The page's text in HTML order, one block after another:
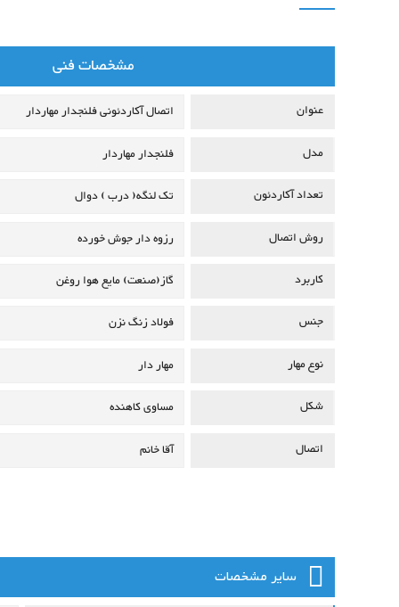
مشخصات فنی
عنوان
اتصال آکاردئونی فلنجدار مهاردار
مدل
فلنجدار مهاردار
تعداد آکاردئون
تک لنگه( درب )دوال
روش اتصال
رزوه دارجوش خورده
کاربرد
گاز(صنعت)مایعهوا روغن
جنس
فولاد زنگ نزن
نوع مهار
مهار دار
شکل
مساویکاهنده
اتصال
آقاخانم
سایر مشخصات